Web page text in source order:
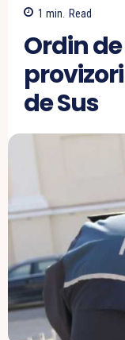
1 min. Read
Ordin
de Sus